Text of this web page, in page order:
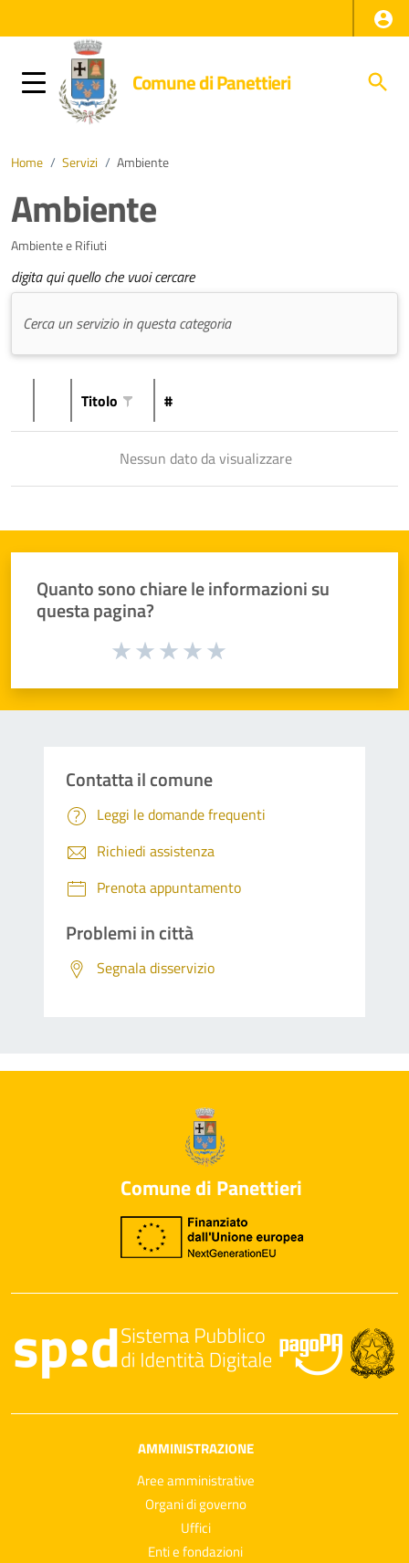
Comune di Panettieri
Home / Servizi / Ambiente
Ambiente
Ambiente e Rifiuti
digita qui quello che vuoi cercare
Titolo #
Nessun dato da visualizzare
Quanto sono chiare le informazioni su
questa pagina?
Valuta da 1 a 5 stelle la pagina
Contatta il comune
Leggi le domande frequenti
Richiedi assistenza
Prenota appuntamento
Problemi in città
Segnala disservizio
Comune di Panettieri
AMMINISTRAZIONE
Aree amministrative
Organi di governo
Uffici
Enti e fondazioni